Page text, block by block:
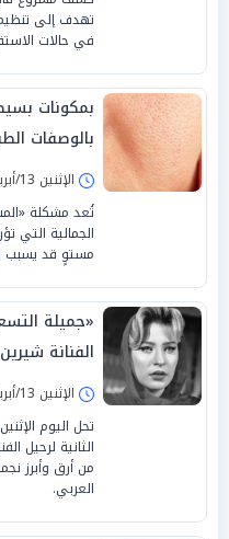
تهدف إلى
في حالات
بمكونات
بالوصفات
الإثنين 13/أبريل/2026 - 10:44 م
تُعد مشكلة
الجمالية التي
مستوٍ قد يسبب
«جميلة
الفنانة
الإثنين 13/أبريل/2026 - 10:23 م
الثانية لرحيل
من أرق وأبرز
العربي.